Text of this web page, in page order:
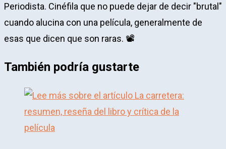
Periodista. Cinéfila que no puede dejar de decir "brutal"
cuando alucina con una película, generalmente de
esas que dicen que son raras. 📽️​
También podría gustarte